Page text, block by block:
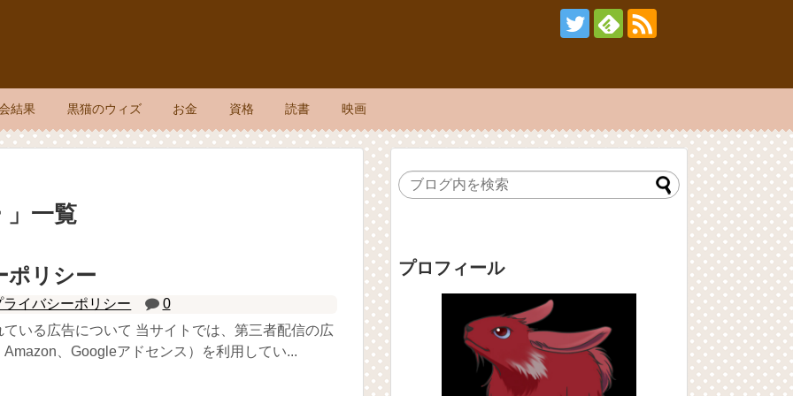
結果 黒猫のウィズ お金 資格 読書 映画
」一覧
ポリシー
ライバシーポリシー
0
いる広告について 当サイトでは、第三者配信の広
、Googleアドセンス）を利用してい...
プロフィール